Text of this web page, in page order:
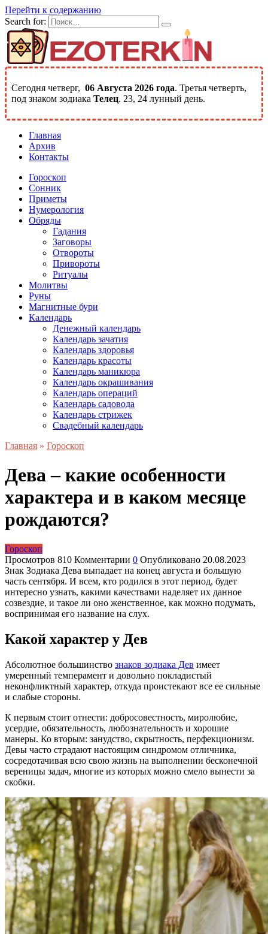
Перейти к содержанию
Search for:
Сегодня четверг, 06 Августа 2026 года. Третья четверть,
под знаком зодиака Телец. 23, 24 лунный день.
Главная
Архив
Контакты
Гороскоп
Сонник
Приметы
Нумерология
Обряды
Гадания
Заговоры
Отвороты
Привороты
Ритуалы
Молитвы
Руны
Магнитные бури
Календарь
Денежный календарь
Календарь зачатия
Календарь здоровья
Календарь красоты
Календарь маникюра
Календарь окрашивания
Календарь операций
Календарь садовода
Календарь стрижек
Свадебный календарь
Главная » Гороскоп
Дева – какие особенности
характера и в каком месяце
рождаются?
Гороскоп
Просмотров 810 Комментарии 0 Опубликовано 20.08.2023
Знак Зодиака Дева выпадает на конец августа и большую
часть сентября. И всем, кто родился в этот период, будет
интересно узнать, какими качествами наделяет их данное
созвездие, и такое ли оно женственное, как можно подумать,
воспринимая его название на слух.
Какой характер у Дев
Абсолютное большинство знаков зодиака Дев имеет
умеренный темперамент и довольно покладистый
неконфликтный характер, откуда проистекают все ее сильные
и слабые стороны.
К первым стоит отнести: добросовестность, миролюбие,
усердие, обязательность, любознательность и хорошие
манеры. Ко вторым: занудство, скрытность, перфекционизм.
Девы часто страдают настоящим синдромом отличника,
сосредотачивая всю свою жизнь на выполнении бесконечной
вереницы задач, многие из которых можно смело вынести за
скобки.